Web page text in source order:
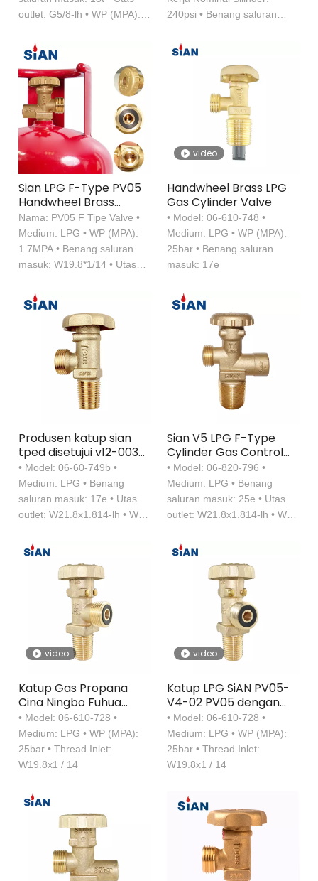
outlet: G5/8-lh • WP (MPA):
Perangkat Keselamatan ：
21bar （305psi）
240psi • Benang saluran
Sian LPG F-Type PV05
Handwheel Brass
Safety Gas Control
Valve
Nama: PV05 F Tipe Valve •
Medium: LPG • WP (MPA):
1.7MPA • Benang saluran
masuk: W19.8*1/14 • Utas
video
Handwheel Brass LPG
Gas Cylinder Valve
• Model: 06-610-748 •
Medium: LPG • WP (MPA):
25bar • Benang saluran
masuk: 17e
Produsen katup sian
tped disetujui v12-003
lpg silinder f-type 17e
katup
• Model: 06-60-749b •
Medium: LPG • Benang
saluran masuk: 17e • Utas
outlet: W21.8x1.814-lh • WP
Sertifikasi ： tped
Sian V5 LPG F-Type
Cylinder Gas Control
Valves Tped Sertifikasi
untuk Eropa
• Model: 06-820-796 •
Medium: LPG • Benang
saluran masuk: 25e • Utas
outlet: W21.8x1.814-lh • WP
Perangkat Keselamatan ：
26bar （375psi）
video
Katup Gas Propana
Cina Ningbo Fuhua
Valve Pabrik SIAN
Merek LPG PV05-V4-
02 PV05 Valve Dengan
Ergonomis Handwheel
• Model: 06-610-728 •
Medium: LPG • WP (MPA):
25bar • Thread Inlet:
W19.8x1 / 14
video
Katup LPG SiAN PV05-
V4-02 PV05 dengan
Roda Tangan
• Model: 06-610-728 •
Medium: LPG • WP (MPA):
25bar • Thread Inlet:
W19.8x1 / 14